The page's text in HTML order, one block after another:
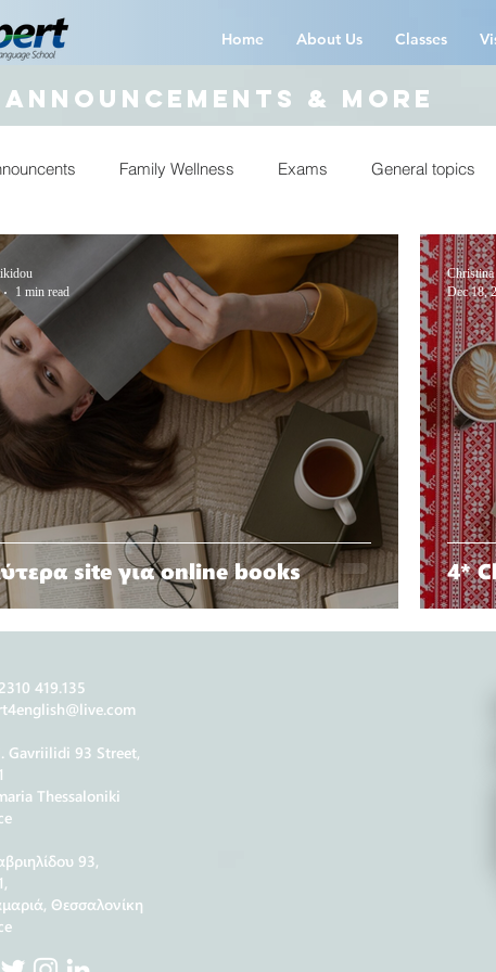
Home About Us Classes
announcements & more
Family Wellness Exams General topics
ξένων γλωσσών
site για online books
1 min read
4*
Dec 18,
419.135
Gavriilidi 93 Street,
Thessaloniki
93,
Θεσσαλονίκη